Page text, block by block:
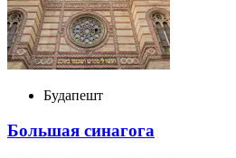
Будапешт
Большая синагога